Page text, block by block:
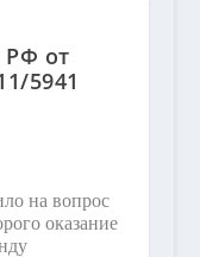
от
5941
на вопрос
оказание